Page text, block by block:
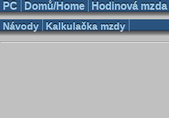
PC Domů/Home Hodinová mzda
Návody Kalkulačka mzdy